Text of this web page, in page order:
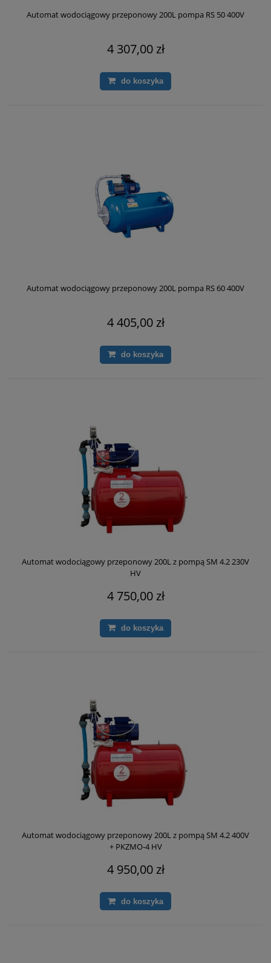
Automat wodociągowy przeponowy 200L pompa RS 50 400V
4 307,00 zł
do koszyka
Automat wodociągowy przeponowy 200L pompa RS 60 400V
4 405,00 zł
do koszyka
Automat wodociągowy przeponowy 200L z pompą SM 4.2 230V
HV
4 750,00 zł
do koszyka
Automat wodociągowy przeponowy 200L z pompą SM 4.2 400V
+ PKZMO‑4 HV
4 950,00 zł
do koszyka